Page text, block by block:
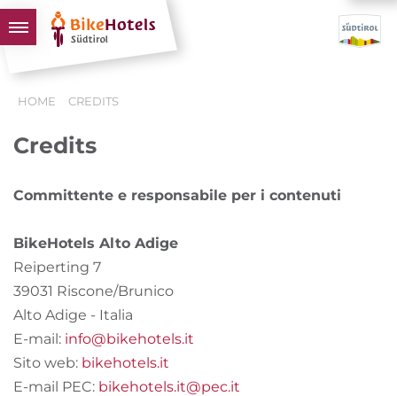
TOUR & TERRITORI
HOME CREDITS
Credits
Committente e responsabile per i contenuti
BikeHotels Alto Adige
Reiperting 7
39031 Riscone/Brunico
Alto Adige - Italia
E-mail: info@bikehotels.it
Sito web: bikehotels.it
E-mail PEC: bikehotels.it@pec.it